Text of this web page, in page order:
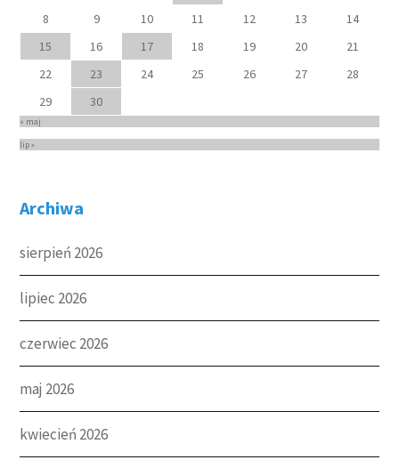
8
9 10 11 12 13
14
15
16 17 18 19 20
21
22
23 24 25 26 27
28
29
30
« maj
lip »
Archiwa
sierpień 2026
lipiec 2026
czerwiec 2026
maj 2026
kwiecień 2026